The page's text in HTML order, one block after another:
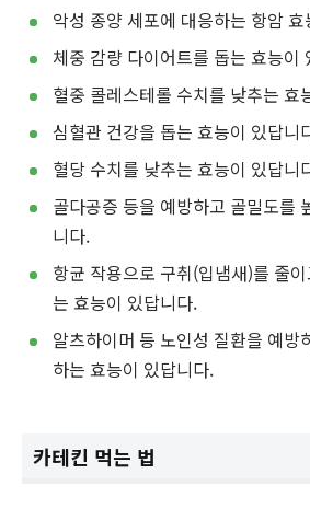
악성 종양 세포에 대응하는 항암
체중 감량 다이어트를 돕는 효능이
혈중 콜레스테롤 수치를 낮추는 효
심혈관 건강을 돕는 효능이 있답니
혈당 수치를 낮추는 효능이 있답니
골다공증 등을 예방하고 골밀도를
니다.
항균 작용으로 구취(입냄새)를 줄
는 효능이 있답니다.
알츠하이머 등 노인성 질환을 예방
하는 효능이 있답니다.
카테킨 먹는 법